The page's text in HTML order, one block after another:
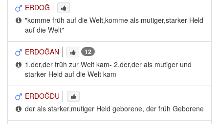
ERDOĞ
"komme früh auf die Welt,komme als mutiger,starker Held
auf die Welt"
ERDOĞAN 12
1.der,der früh zur Welt kam- 2.der,der als mutiger und
starker Held auf die Welt kam
ERDOĞDU
der als starker,mutiger Held geborene, der früh Geborene